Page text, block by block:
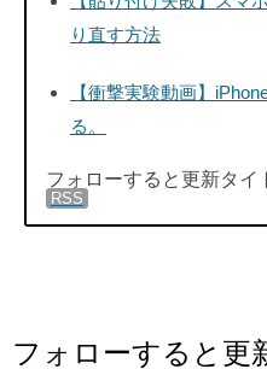
り直す方法
【衝撃実験動画】
る。
フォローすると更新タイ
RSS
フォローすると更